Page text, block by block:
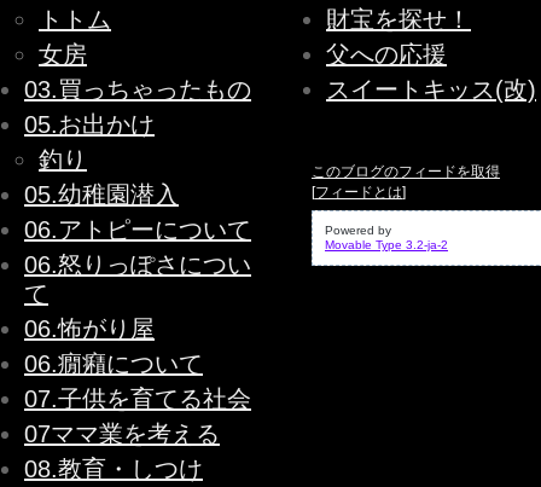
トトム
女房
03.買っちゃったもの
05.お出かけ
釣り
05.幼稚園潜入
06.アトピーについて
06.怒りっぽさについ
て
06.怖がり屋
06.癇癪について
07.子供を育てる社会
07ママ業を考える
08.教育・しつけ
財宝を探せ！
父への応援
スイートキッス(改)
このブログのフィードを取得
[フィードとは]
Powered by
Movable Type 3.2-ja-2